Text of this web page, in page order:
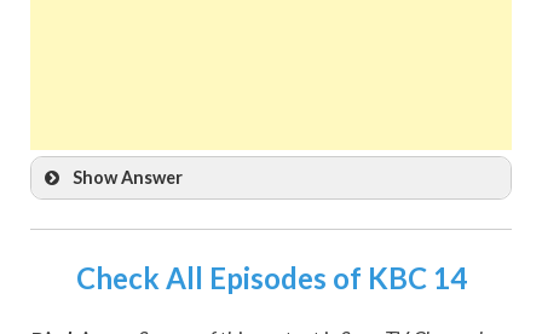
Show Answer
Check All Episodes of KBC 14